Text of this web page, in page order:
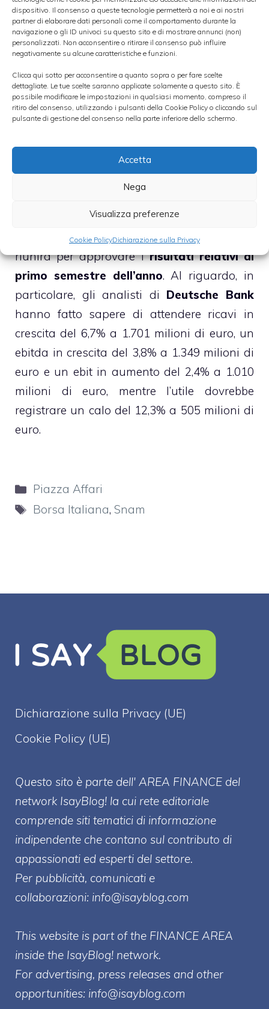
dispositivo. Il consenso a queste tecnologie permetterà a noi e ai nostri
partner di elaborare dati personali come il comportamento durante la
navigazione o gli ID univoci su questo sito e di mostrare annunci (non)
personalizzati. Non acconsentire o ritirare il consenso può influire
negativamente su alcune caratteristiche e funzioni.
Clicca qui sotto per acconsentire a quanto sopra o per fare scelte
dettagliate. Le tue scelte saranno applicate solamente a questo sito. È
possibile modificare le impostazioni in qualsiasi momento, compreso il
ritiro del consenso, utilizzando i pulsanti della Cookie Policy o cliccando sul
pulsante di gestione del consenso nella parte inferiore dello schermo.
Accetta
Nega
Visualizza preferenze
Cookie PolicyDichiarazione sulla Privacy
interverranno più su Snam in quanto
riconosceranno la sua capacità di emettere
obbligazioni senza problemi.
Secondo le indiscrezioni, dopo l’estate il
gruppo potrebbe decidere di emettere anche
obbligazioni dedicate ai piccoli
qualora questa alternativa
dovesse presentare dei vantaggi.
Nel corso della giornata di oggi, ricordiamo,
il Consiglio di amministrazione di Snam si
riunirà per approvare irisultati relativi al
primo semestre dell’anno. Al riguardo, in
particolare, gli analisti di Deutsche Bank
hanno fatto sapere di attendere ricavi in
crescita del 6,7% a 1.701 milioni di euro, un
ebitda in crescita del 3,8% a 1.349 milioni di
euro e un ebit in aumento del 2,4% a 1.010
milioni di euro, mentre l’utile dovrebbe
registrare un calo del 12,3% a 505 milioni di
euro.
Categorie
Piazza Affari
Tag
Borsa Italiana,Snam
Dichiarazione sulla Privacy (UE)
Cookie Policy (UE)
Questo sito è parte dell' AREA FINANCE del
network IsayBlog! la cui rete editoriale
comprende siti tematici di informazione
indipendente che contano sul contributo di
appassionati ed esperti del settore.
Per pubblicità, comunicati e
collaborazioni: info@isayblog.com
This website is part of the FINANCE AREA
inside the IsayBlog! network.
For advertising, press releases and other
opportunities: info@isayblog.com